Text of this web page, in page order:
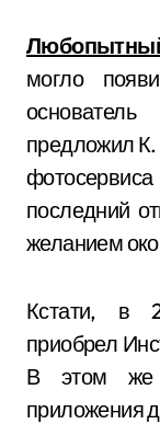
могло
предложил К.
последний
желанием
Кстати, в
приобрел
В этом же
приложения